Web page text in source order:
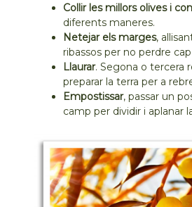
Collir les millors olives i
diferents maneres.
Netejar els marges,
ribassos per no perdre
Llaurar. Segona o tercera
preparar la terra per a
Empostissar, passar un
camp per dividir i aplanar